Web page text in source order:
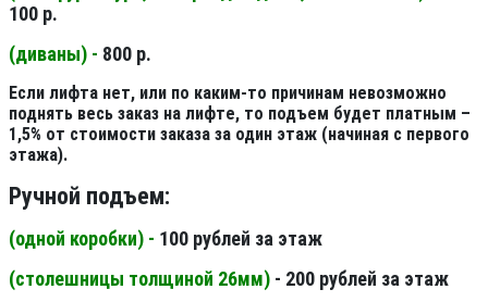
100 р.
(диваны) - 800 р.
Если лифта нет, или по каким-то причинам невозможно
поднять весь заказ на лифте, то подъем будет платным –
1,5% от стоимости заказа за один этаж (начиная с первого
этажа).
Ручной подъем:
(одной коробки) - 100 рублей за этаж
(столешницы толщиной 26мм) - 200 рублей за этаж